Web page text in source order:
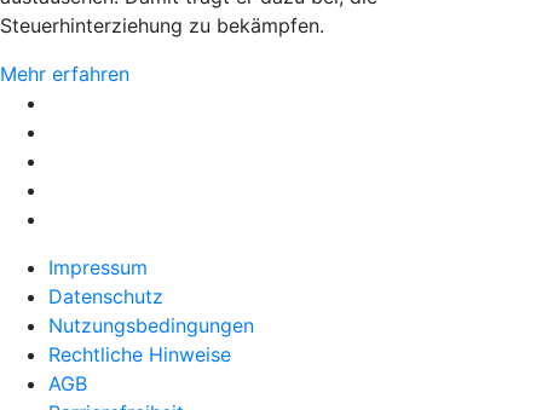
Steuerhinterziehung zu bekämpfen.
Mehr erfahren
Impressum
Datenschutz
Nutzungsbedingungen
Rechtliche Hinweise
AGB